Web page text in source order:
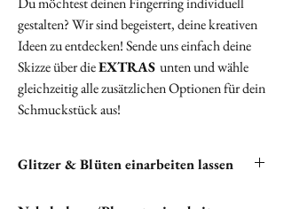
gestalten? Wir sind begeistert, deine kreativen
Ideen zu entdecken! Sende uns einfach deine
Skizze über dieEXTRAS unten und wähle
gleichzeitig alle zusätzlichen Optionen für dein
Schmuckstück aus!
Glitzer & Blüten einarbeiten lassen